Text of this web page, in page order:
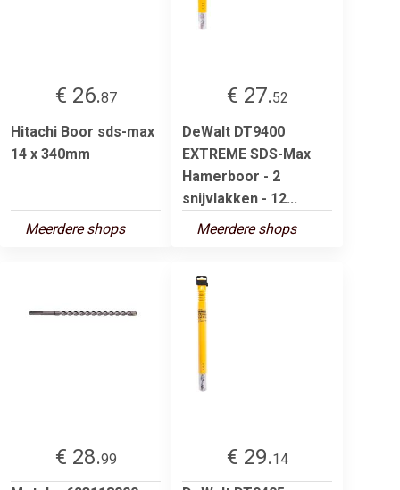
€ 26.87
Hitachi Boor sds-max
14 x 340mm
Meerdere shops
€ 27.52
DeWalt DT9400
EXTREME SDS-Max
Hamerboor - 2
snijvlakken - 12...
Meerdere shops
€ 28.99
€ 29.14